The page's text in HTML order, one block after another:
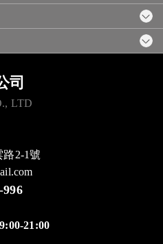
司
LTD
2-1號
036-996
21:00